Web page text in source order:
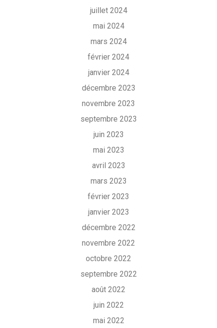
juillet 2024
mai 2024
mars 2024
février 2024
janvier 2024
décembre 2023
novembre 2023
septembre 2023
juin 2023
mai 2023
avril 2023
mars 2023
février 2023
janvier 2023
décembre 2022
novembre 2022
octobre 2022
septembre 2022
août 2022
juin 2022
mai 2022